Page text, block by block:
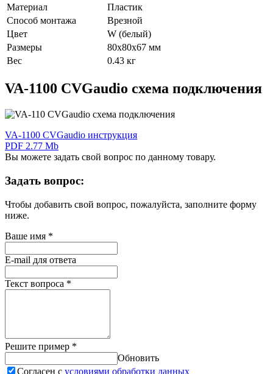
Материал
Пластик
Способ монтажа
Врезной
Цвет
W (белый)
Размеры
80х80х67 мм
Вес
0.43 кг
VA-1100 CVGaudio схема подключения
VA-1100 CVGaudio инструкция
PDF 2.77 Mb
Вы можете задать свой вопрос по данному товару.
Задать вопрос:
Чтобы добавить свой вопрос, пожалуйста, заполните форму
ниже.
Ваше имя *
E-mail для ответа
Текст вопроса *
Решите пример *
Обновить
Согласен с условиями обработки данных